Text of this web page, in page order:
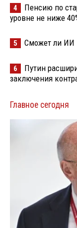
4
Пенсию по
уровне не ниже
5 Сможет ли ИИ
6
Путин
заключения
Главное сегодня